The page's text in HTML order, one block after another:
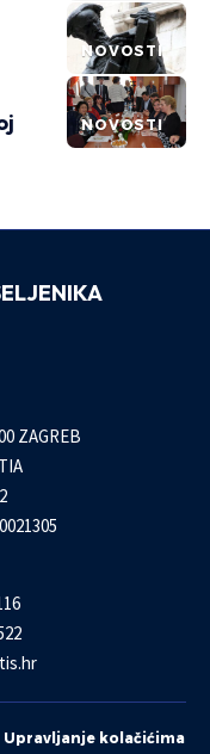
NOVOSTI
NOVOSTI
ZAGREB
Upravljanje kolačićima